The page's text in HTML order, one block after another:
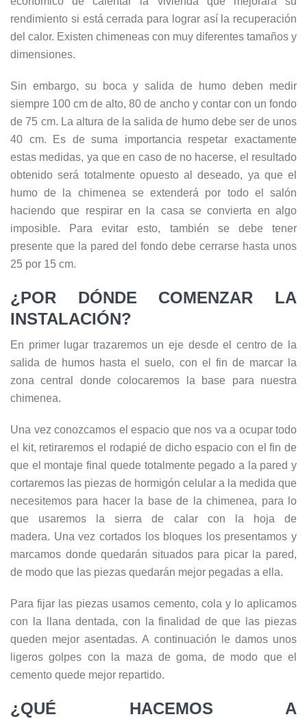
rendimiento si está cerrada para lograr así la recuperación
del calor. Existen chimeneas con muy diferentes tamaños y
dimensiones.
Sin embargo, su boca y salida de humo deben medir
siempre 100 cm de alto, 80 de ancho y contar con un fondo
de 75 cm. La altura de la salida de humo debe ser de unos
40 cm. Es de suma importancia respetar exactamente
estas medidas, ya que en caso de no hacerse, el resultado
obtenido será totalmente opuesto al deseado, ya que el
humo de la chimenea se extenderá por todo el salón
haciendo que respirar en la casa se convierta en algo
imposible. Para evitar esto, también se debe tener
presente que la pared del fondo debe cerrarse hasta unos
25 por 15 cm.
¿POR DÓNDE COMENZAR LA
INSTALACIÓN?
En primer lugar trazaremos un eje desde el centro de la
salida de humos hasta el suelo, con el fin de marcar la
zona central donde colocaremos la base para nuestra
chimenea.
Una vez conozcamos el espacio que nos va a ocupar todo
el kit, retiraremos el rodapié de dicho espacio con el fin de
que el montaje final quede totalmente pegado a la pared y
cortaremos las piezas de hormigón celular a la medida que
necesitemos para hacer la base de la chimenea, para lo
que usaremos la sierra de calar con la hoja de
madera. Una vez cortados los bloques los presentamos y
marcamos donde quedarán situados para picar la pared,
de modo que las piezas quedarán mejor pegadas a ella.
Para fijar las piezas usamos cemento, cola y lo aplicamos
con la llana dentada, con la finalidad de que las piezas
queden mejor asentadas. A continuación le damos unos
ligeros golpes con la maza de goma, de modo que el
cemento quede mejor repartido.
¿QUÉ HACEMOS A